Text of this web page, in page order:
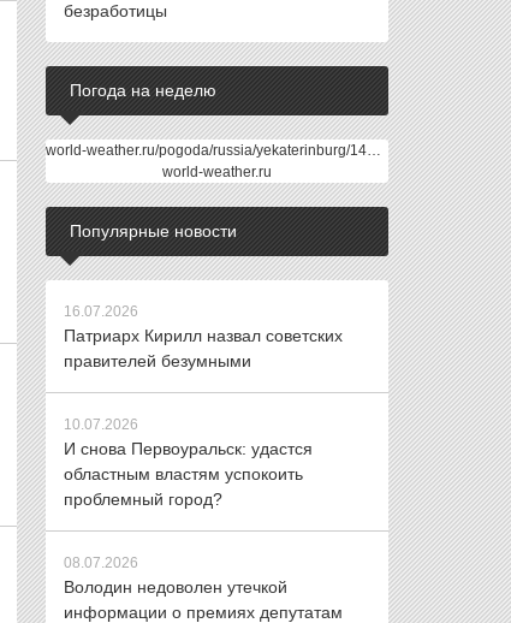
безработицы
Погода на неделю
world-weather.ru/pogoda/russia/yekaterinburg/14days/
world-weather.ru
Популярные новости
16.07.2026
Патриарх Кирилл назвал советских
правителей безумными
10.07.2026
И снова Первоуральск: удастся
областным властям успокоить
проблемный город?
08.07.2026
Володин недоволен утечкой
информации о премиях депутатам